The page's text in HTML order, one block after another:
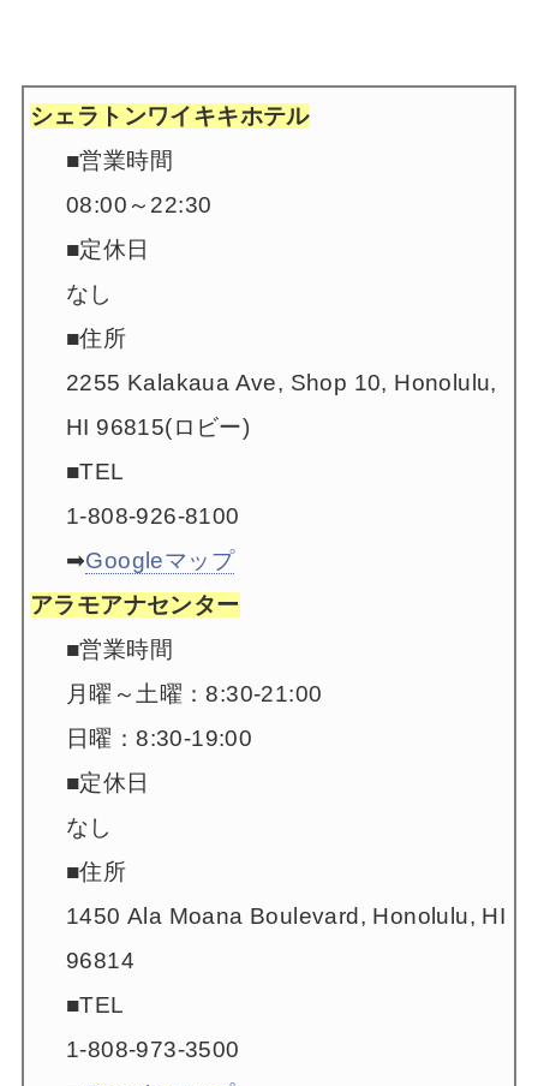
シェラトンワイキキホテル
■営業時間
08:00～22:30
■定休日
なし
■住所
2255 Kalakaua Ave, Shop 10, Honolulu,
HI 96815(ロビー)
■TEL
1-808-926-8100
➡Googleマップ
アラモアナセンター
■営業時間
月曜～土曜：8:30-21:00
日曜：8:30-19:00
■定休日
なし
■住所
1450 Ala Moana Boulevard, Honolulu, HI
96814
■TEL
1-808-973-3500